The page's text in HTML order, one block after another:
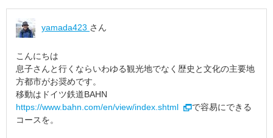
yamada423 さん
こんにちは
息子さんと行くならいわゆる観光地でなく歴史と文化の主要地
方都市がお奨めです。
移動はドイツ鉄道BAHN
https://www.bahn.com/en/view/index.shtml
で容易にできる
コースを。